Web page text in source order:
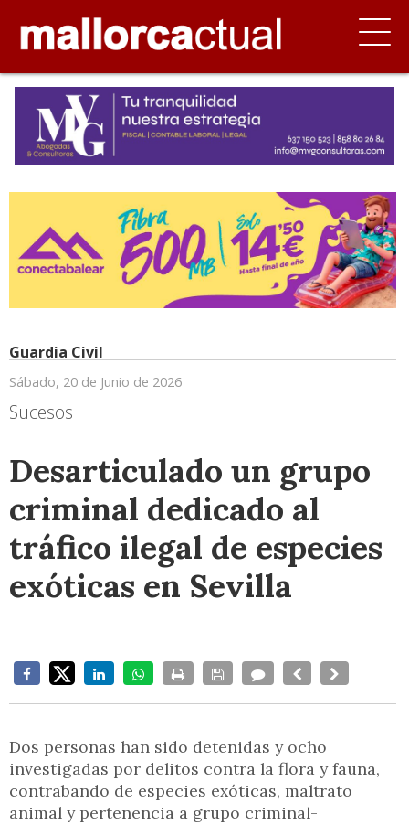
Guardia Civil
Sábado, 20 de Junio de 2026
Sucesos
Desarticulado un grupo
criminal dedicado al
tráfico ilegal de especies
exóticas en Sevilla
Dos personas han sido detenidas y ocho
investigadas por delitos contra la flora y fauna,
contrabando de especies exóticas, maltrato
animal y pertenencia a grupo criminal-